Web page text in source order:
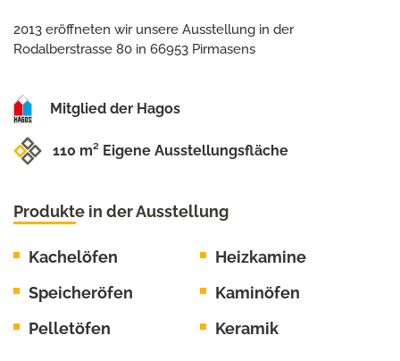
2013 eröffneten wir unsere Ausstellung in der
Rodalberstrasse 80 in 66953 Pirmasens
Mitglied der Hagos
110 m² Eigene Ausstellungsfläche
Produkte in der Ausstellung
Kachelöfen
Heizkamine
Speicheröfen
Kaminöfen
Pelletöfen
Keramik